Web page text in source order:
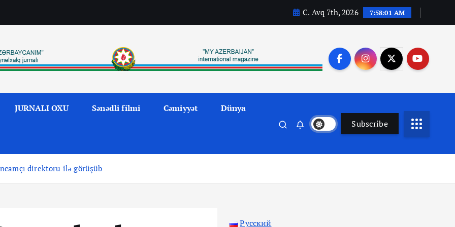
C. Avq 7th, 2026 7:58:03 AM
JURNALI OXU Sənədli filmi Cəmiyyət Dünya
Subscribe
direktoru ilə görüşüb
Русский